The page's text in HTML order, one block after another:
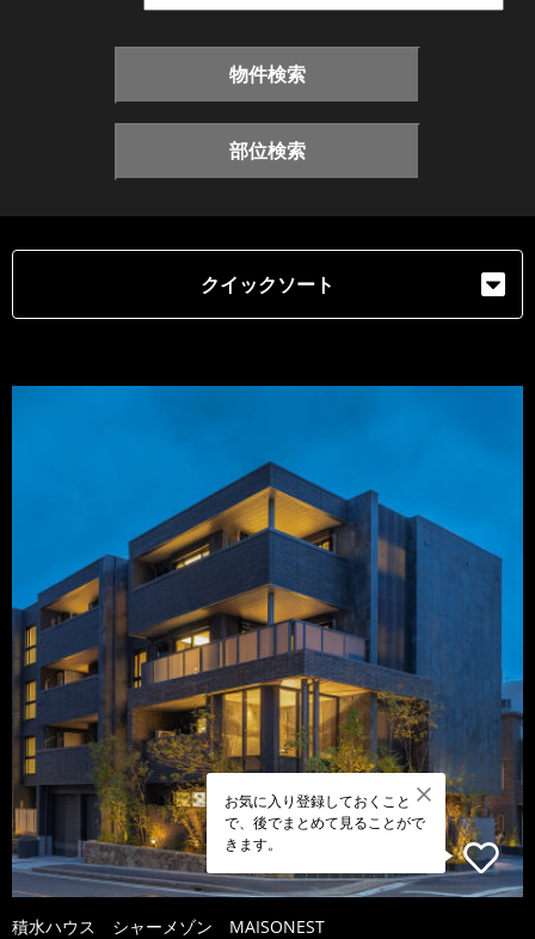
物件検索
部位検索
クイックソート
お気に入り登録しておくこと
で、後でまとめて見ることがで
きます。
積水ハウス シャーメゾン MAISONEST